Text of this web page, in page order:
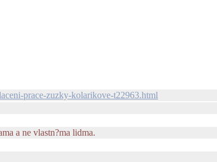
prace-zuzky-kolarikove-t22963.html
a ne vlastn?ma lidma.